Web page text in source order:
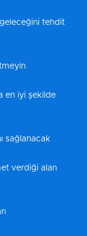
tehdit
en iyi şekilde
sağlanacak
verdiği alan